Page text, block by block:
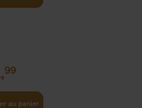
99
au panier